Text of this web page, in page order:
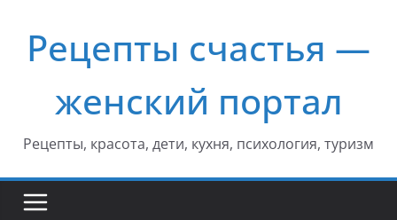
содержимому
Рецепты счастья —
женский портал
Рецепты, красота, дети, кухня, психология, туризм